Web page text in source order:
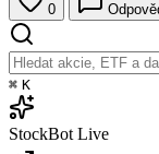
0
⌘ K
StockBot Live